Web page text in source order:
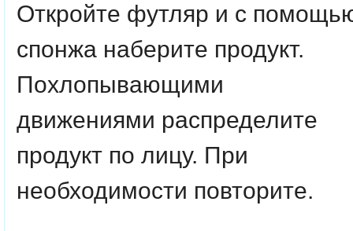
Откройте футляр и с
спонжа наберите продукт.
Похлопывающими
движениями распределите
продукт по лицу. При
необходимости повторите.